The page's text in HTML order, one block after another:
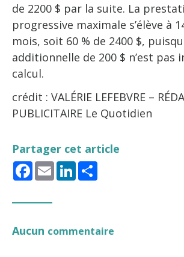
de 2200 $ par la suite. La
progressive maximale s’élève à
mois, soit 60 % de 2400 $,
additionnelle de 200 $ n’est pas
calcul.
crédit : VALÉRIE LEFEBVRE –
PUBLICITAIRE Le Quotidien
Partager cet article
Facebook
EmailLinkedIn
Aucun commentaire